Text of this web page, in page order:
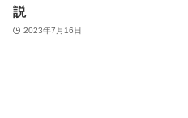
説
2023年7月16日